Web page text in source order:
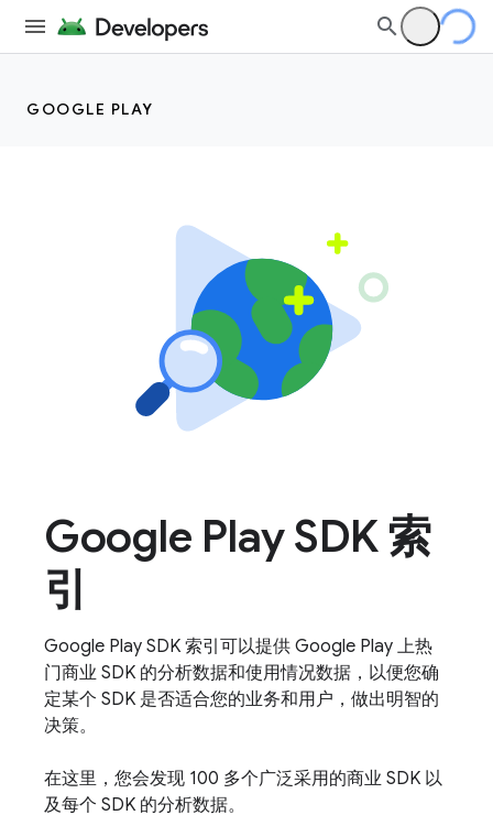
GOOGLE PLAY
Google Play SDK 索
引
Google Play SDK 索引可以提供 Google Play 上热
门商业 SDK 的分析数据和使用情况数据，以便您确
定某个 SDK 是否适合您的业务和用户，做出明智的
决策。
在这里，您会发现 100 多个广泛采用的商业 SDK 以
及每个 SDK 的分析数据。